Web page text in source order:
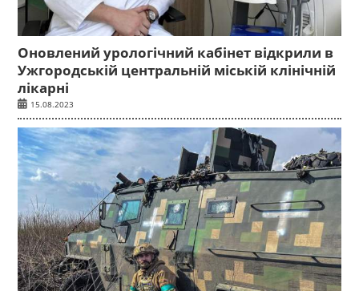
Оновлений урологічний кабінет відкрили в
Ужгородській центральній міській клінічній
лікарні
15.08.2023